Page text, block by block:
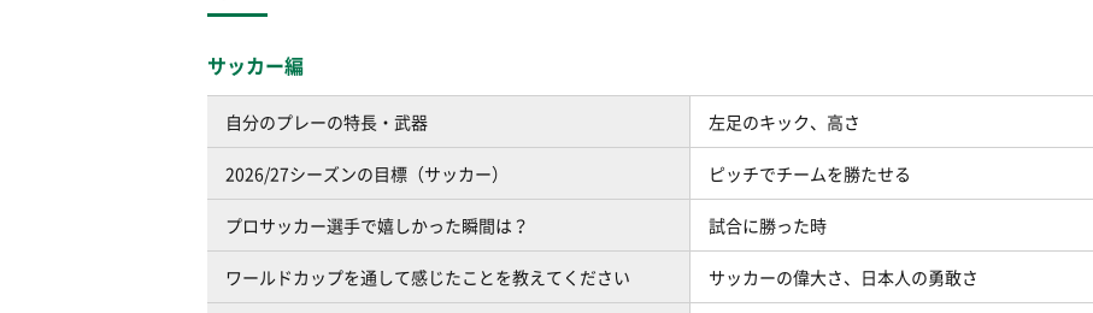
サッカー編
自分のプレーの特長・武器 左足のキック、高さ
2026/27シーズンの目標（サッカー） ピッチでチームを勝たせる
プロサッカー選手で嬉しかった瞬間は？ 試合に勝った時
ワールドカップを通して感じたことを教えてください サッカーの偉大さ、日本人の勇敢さ